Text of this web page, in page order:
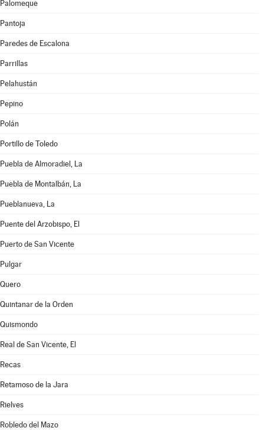
Palomeque
Pantoja
Paredes de Escalona
Parrillas
Pelahustán
Pepino
Polán
Portillo de Toledo
Puebla de Almoradiel, La
Puebla de Montalbán, La
Pueblanueva, La
Puente del Arzobispo, El
Puerto de San Vicente
Pulgar
Quero
Quintanar de la Orden
Quismondo
Real de San Vicente, El
Recas
Retamoso de la Jara
Rielves
Robledo del Mazo